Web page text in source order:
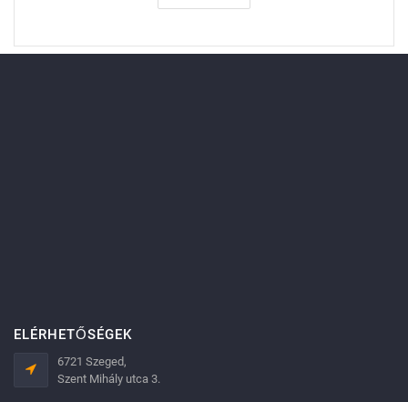
ELÉRHETŐSÉGEK
6721 Szeged,
Szent Mihály utca 3.